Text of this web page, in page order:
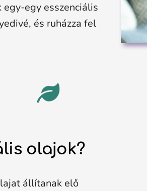
egy-egy esszenciális
és ruházza fel
olajok?
állítanak elő